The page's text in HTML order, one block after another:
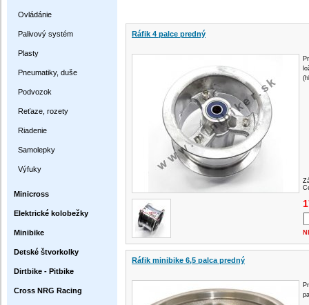
Ovládánie
Palivový systém
Plasty
Pneumatiky, duše
Podvozok
Reťaze, rozety
Riadenie
Samolepky
Výfuky
Minicross
Elektrické kolobežky
Minibike
Detské štvorkolky
Dirtbike - Pitbike
Cross NRG Racing
Ráfik 4 palce predný
Ráfik minibike 6,5 palca predný